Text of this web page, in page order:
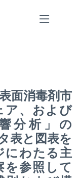
面消毒剤市
ア、および
響分析」の
表と図表を
にわたる主
を参照して